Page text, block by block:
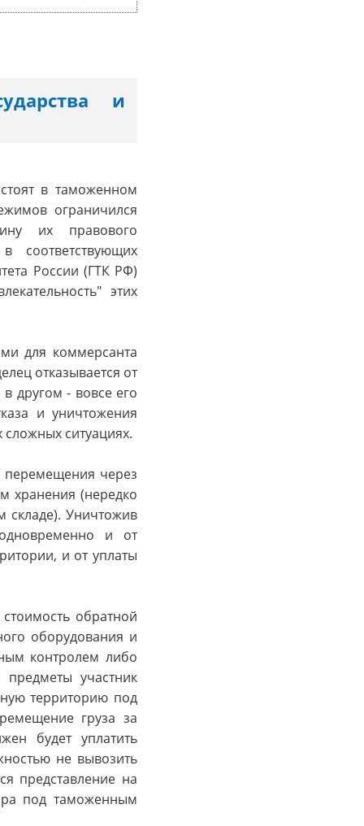
и
в таможенном
ограничился
их правового
соответствующих
России (ГТК РФ)
этих
для коммерсанта
отказывается от
в другом - вовсе его
и уничтожения
ситуациях.
перемещения через
хранения (нередко
складе). Уничтожив
и от
и от уплаты
обратной
оборудования и
контролем либо
предметы участник
территорию под
груза за
будет уплатить
не вывозить
представление на
под таможенным